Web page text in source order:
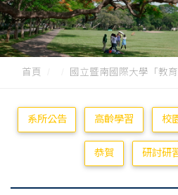
首頁 國立暨南國際大學「教
系所公告 高齡學習 校
恭賀 研討研